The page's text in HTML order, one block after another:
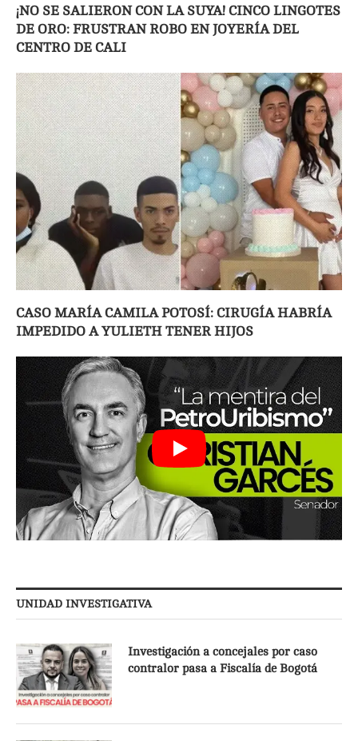
¡NO SE SALIERON CON LA SUYA! CINCO LINGOTES
DE ORO: FRUSTRAN ROBO EN JOYERÍA DEL
CENTRO DE CALI
CASO MARÍA CAMILA POTOSÍ: CIRUGÍA HABRÍA
IMPEDIDO A YULIETH TENER HIJOS
UNIDAD INVESTIGATIVA
Investigación a concejales por caso
contralor pasa a Fiscalía de Bogotá